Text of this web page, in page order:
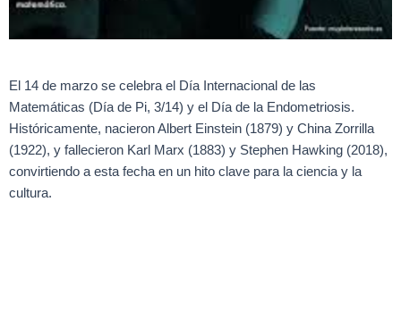
El 14 de marzo se celebra el Día Internacional de las
Matemáticas (Día de Pi, 3/14) y el Día de la Endometriosis.
Históricamente, nacieron Albert Einstein (1879) y China Zorrilla
(1922), y fallecieron Karl Marx (1883) y Stephen Hawking (2018),
convirtiendo a esta fecha en un hito clave para la ciencia y la
cultura.